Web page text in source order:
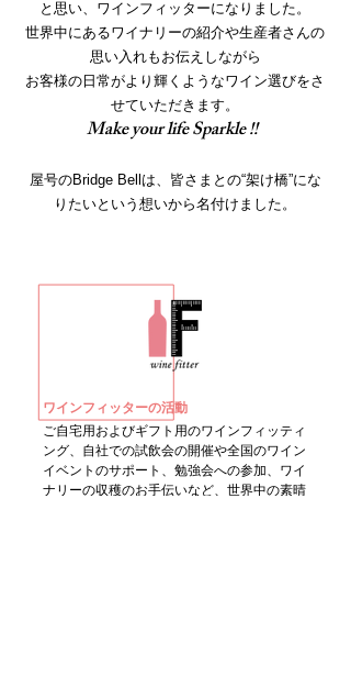
と思い、ワインフィッターになりました。
世界中にあるワイナリーの紹介や生産者さんの
思い入れもお伝えしながら
お客様の日常がより輝くようなワイン選びをさ
せていただきます。
Make your life Sparkle !!
屋号のBridge Bellは、 皆さまとの“架け橋”にな
りたいという想いから名付けました。
ワインフィッターの活動
ご自宅用およびギフト用のワインフィッティ
ング、自社での試飲会の開催や全国のワイン
イベントのサポート、勉強会への参加、ワイ
ナリーの収穫のお手伝いなど、世界中の素晴